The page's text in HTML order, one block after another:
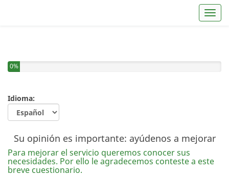
0%
Idioma:
Su opinión es importante: ayúdenos a mejorar
Para mejorar el servicio queremos conocer sus
necesidades. Por ello le agradecemos conteste a este
breve cuestionario.